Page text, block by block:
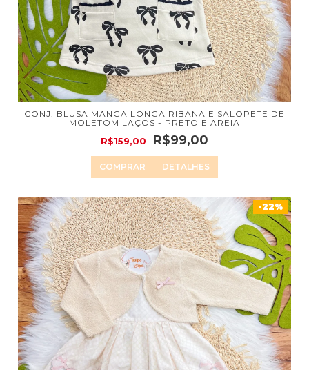
CONJ. BLUSA MANGA LONGA RIBANA E SALOPETE DE
MOLETOM LAÇOS - PRETO E AREIA
R$159,00 R$99,00
COMPRAR DETALHES
-22%